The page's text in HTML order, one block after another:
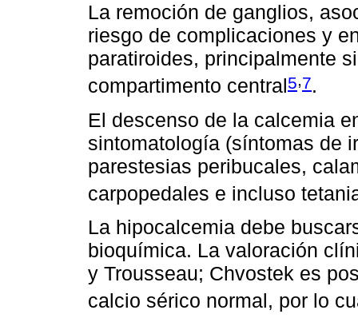
La remoción de ganglios,
riesgo de complicaciones y
paratiroides, principalmente
compartimento central5,7.
El descenso de la calcemia
sintomatología (síntomas de
parestesias peribucales,
carpopedales e incluso
La hipocalcemia debe
bioquímica. La valoración
y Trousseau; Chvostek es
calcio sérico normal, por lo